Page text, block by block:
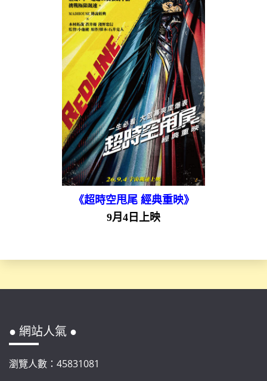
《超時空甩尾 經典重映》
9月4日上映
● 網站人氣 ●
瀏覽人數：45831081